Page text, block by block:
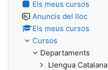
Els meus cursos
Anuncis del lloc
Els meus cursos
Cursos
Departaments
Llengua Catalana